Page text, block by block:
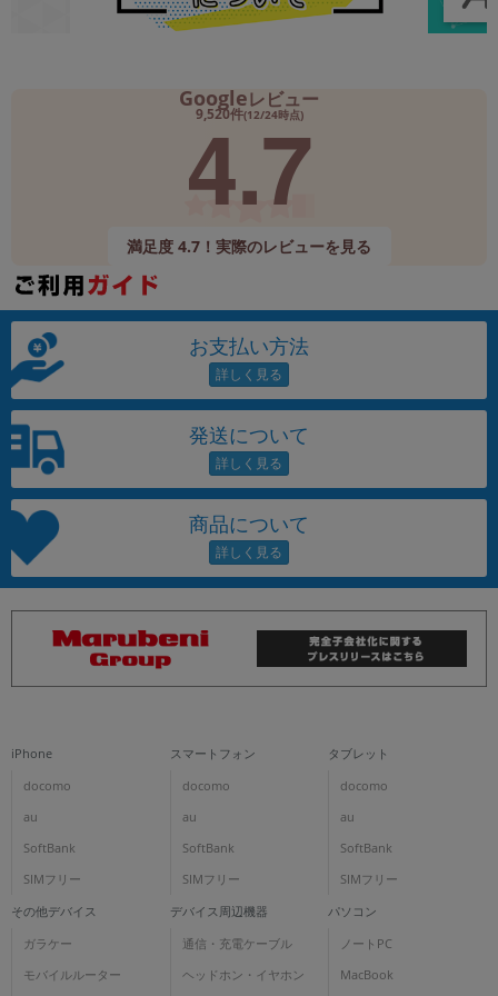
Googleレビュー
9,520件(12/24時点)
4.7
満足度 4.7！実際のレビューを見る
お支払い方法
発送について
商品について
iPhone
docomo
au
SoftBank
SIMフリー
スマートフォン
docomo
au
SoftBank
SIMフリー
タブレット
docomo
au
SoftBank
SIMフリー
その他デバイス
ガラケー
モバイルルーター
デバイス周辺機器
通信・充電ケーブル
ヘッドホン・イヤホン
パソコン
ノートPC
MacBook